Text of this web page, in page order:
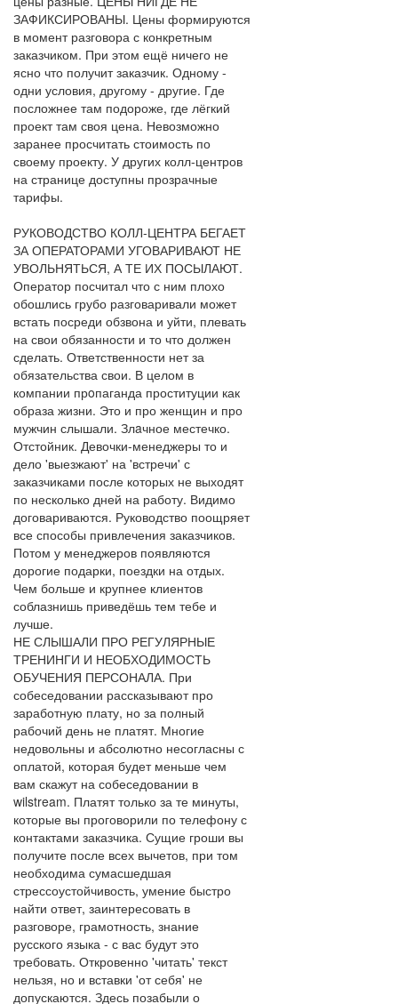
ЗАФИКСИРОВАНЫ. Цены формируются
в момент разговора с конкретным
заказчиком. При этом ещё ничего не
ясно что получит заказчик. Одному -
одни условия, другому - другие. Где
посложнее там подороже, где лёгкий
проект там своя цена. Невозможно
заранее просчитать стоимость по
своему проекту. У других колл-центров
на странице доступны прозрачные
тарифы.
РУКОВОДСТВО КОЛЛ-ЦЕНТРА БЕГАЕТ
ЗА ОПЕРАТОРАМИ УГОВАРИВАЮТ НЕ
УВОЛЬНЯТЬСЯ, А ТЕ ИХ ПОСЫЛАЮТ.
Оператор посчитал что с ним плохо
обошлись грубо разговаривали может
встать посреди обзвона и уйти, плевать
на свои обязанности и то что должен
сделать. Ответственности нет за
обязательства свои. В целом в
компании прoпаганда проституции как
образа жизни. Это и про женщин и про
мужчин слышали. Злaчное местечко.
Отстойник. Девочки-менеджеры то и
дело 'выезжают' на 'встречи' с
заказчиками после которых не выходят
по несколько дней на работу. Видимо
договариваются. Руководство поощряет
все способы привлечения заказчиков.
Потом у менеджеров появляются
дорогие подарки, поездки на отдых.
Чем больше и крупнее клиентов
соблазнишь приведёшь тем тебе и
лучше.
НЕ СЛЫШАЛИ ПРО РЕГУЛЯРНЫЕ
ТРЕНИНГИ И НЕОБХОДИМОСТЬ
ОБУЧЕНИЯ ПЕРСОНАЛА. При
собеседовании рассказывают про
заработную плату, но за полный
рабочий день не платят. Многие
недовольны и абсолютно несогласны с
оплатой, которая будет меньше чем
вам скажут на собеседовании в
wilstream. Платят только за те минуты,
которые вы проговорили по телефону с
контактами заказчика. Сущие гроши вы
получите после всех вычетов, при том
необходима сумасшедшая
стрессоустойчивость, умение быстро
найти ответ, заинтересовать в
разговоре, грамотность, знание
русского языка - с вас будут это
требовать. Откровенно 'читать' текст
нельзя, но и вставки 'от себя' не
допускаются. Здесь позабыли о